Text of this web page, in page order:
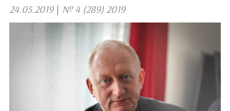
24.05.2019 | № 4 (289) 2019